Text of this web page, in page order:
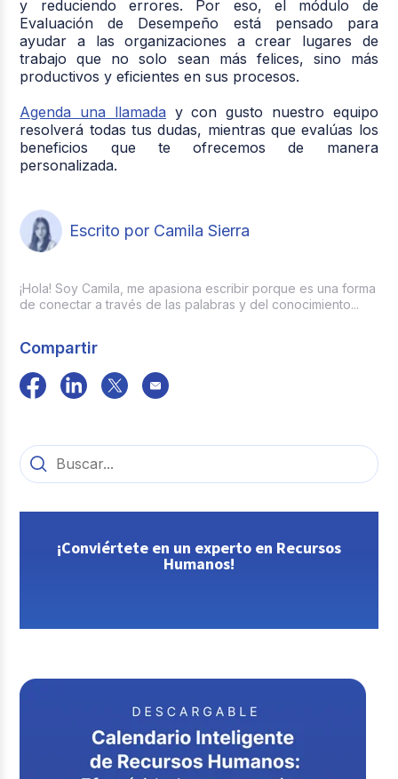
y reduciendo errores. Por eso, el módulo de
Evaluación de Desempeño está pensado para
ayudar a las organizaciones a crear lugares de
trabajo que no solo sean más felices, sino más
productivos y eficientes en sus procesos.
Agenda una llamada y con gusto nuestro equipo
resolverá todas tus dudas, mientras que evalúas los
beneficios que te ofrecemos de manera
personalizada.
Escrito por Camila Sierra
¡Hola! Soy Camila, me apasiona escribir porque es una forma
de conectar a través de las palabras y del conocimiento...
Compartir
¡Conviértete en un experto en Recursos
Humanos!